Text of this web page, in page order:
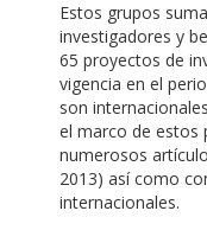
Estos grupos
investigadores y
65 proyectos de
vigencia en el
son
el marco de estos
numerosos
2013) así como
internacionales.